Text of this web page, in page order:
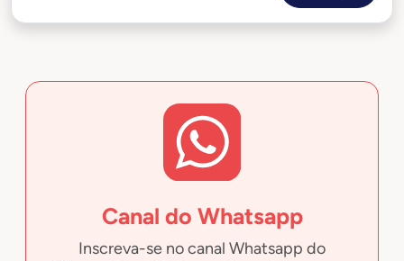
Canal do Whatsapp
Inscreva-se no canal Whatsapp do